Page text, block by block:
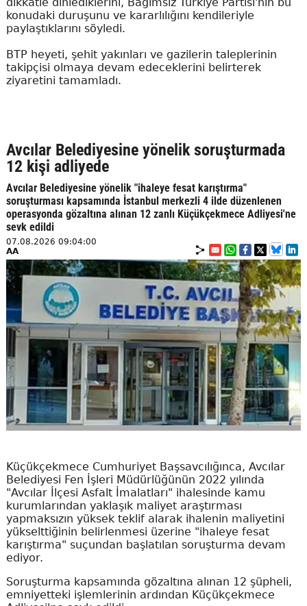
dikkatle dinlediklerini, Bağımsız Türkiye Partisi'nin bu
konudaki duruşunu ve kararlılığını kendileriyle
paylaştıklarını söyledi.
BTP heyeti, şehit yakınları ve gazilerin taleplerinin
takipçisi olmaya devam edeceklerini belirterek
ziyaretini tamamladı.
Avcılar Belediyesine yönelik soruşturmada
12 kişi adliyede
Avcılar Belediyesine yönelik "ihaleye fesat karıştırma"
soruşturması kapsamında İstanbul merkezli 4 ilde düzenlenen
operasyonda gözaltına alınan 12 zanlı Küçükçekmece Adliyesi'ne
sevk edildi
07.08.2026 09:04:00
AA
Küçükçekmece Cumhuriyet Başsavcılığınca, Avcılar
Belediyesi Fen İşleri Müdürlüğünün 2022 yılında
"Avcılar İlçesi Asfalt İmalatları" ihalesinde kamu
kurumlarından yaklaşık maliyet araştırması
yapmaksızın yüksek teklif alarak ihalenin maliyetini
yükselttiğinin belirlenmesi üzerine "ihaleye fesat
karıştırma" suçundan başlatılan soruşturma devam
ediyor.
Soruşturma kapsamında gözaltına alınan 12 şüpheli,
emniyetteki işlemlerinin ardından Küçükçekmece